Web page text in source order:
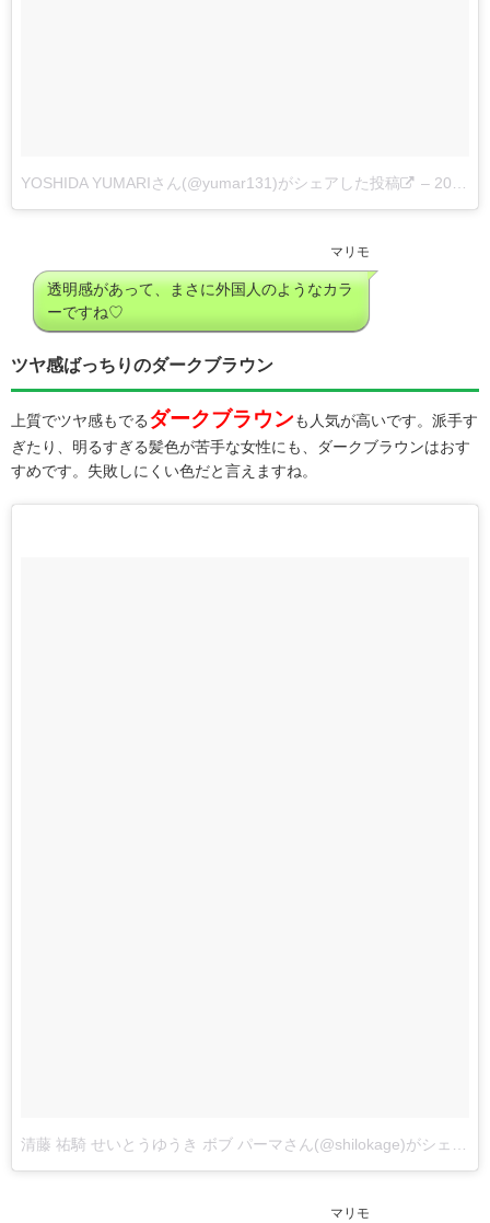
YOSHIDA YUMARIさん(@yumar131)がシェアした投稿 – 2017 8月 10 4:48午前 PDT
マリモ
透明感があって、まさに外国人のようなカラ
ーですね♡
ツヤ感ばっちりのダークブラウン
上質でツヤ感もでるダークブラウンも人気が高いです。派手す
ぎたり、明るすぎる髪色が苦手な女性にも、ダークブラウンはおす
すめです。失敗しにくい色だと言えますね。
マリモ